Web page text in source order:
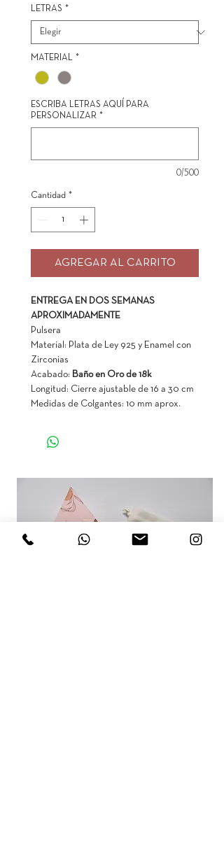
LETRAS *
MATERIAL *
ESCRIBA LETRAS AQUÍ PARA
PERSONALIZAR *
0/500
Cantidad *
AGREGAR AL CARRITO
ENTREGA EN DOS SEMANAS
APROXIMADAMENTE
Pulsera
Material: Plata de Ley 925 y Enamel con
Zirconias
Acabado: Baño en Oro de 18k
Longitud: Cierre ajustable de 16 a 30 cm
Medidas de Colgantes: 10 mm aprox.